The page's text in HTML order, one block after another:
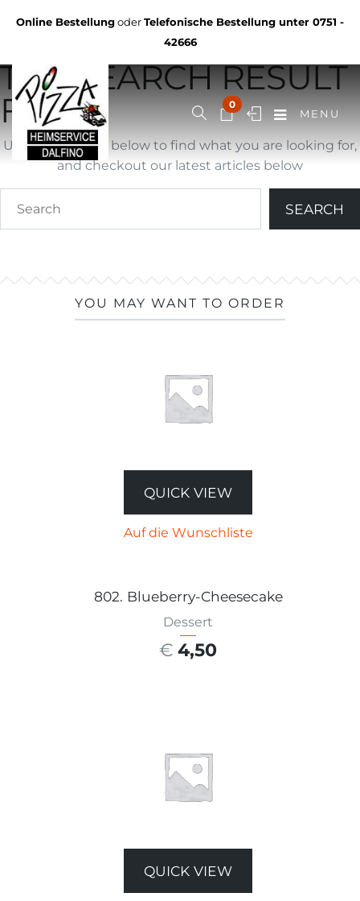
Online BestellungoderTelefonische Bestellung unter 0751 -
42666
0
MENU
YOU ARE BROWSING
THE SEARCH RESULT
FOR ""
Use search form below to find what you are looking for,
and checkout our latest articles below
YOU MAY WANT TO ORDER
QUICK VIEW
Auf die Wunschliste
802. Blueberry-Cheesecake
Dessert
€ 4,50
QUICK VIEW